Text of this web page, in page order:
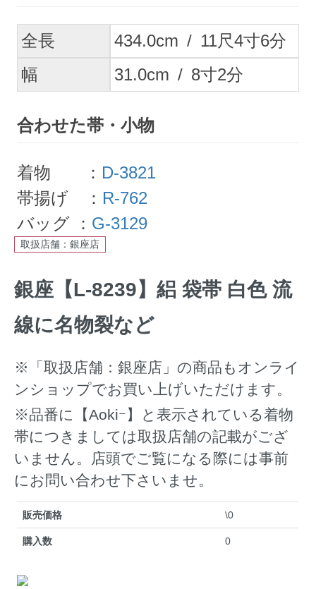
全長 434.0cm / 11尺4寸6分
幅
31.0cm / 8寸2分
合わせた帯・小物
着物 ： D-3821
帯揚げ ： R-762
バッグ ： G-3129
取扱店舗：銀座店
銀座【L-8239】絽 袋帯 白色 流
線に名物裂など
※「取扱店舗：銀座店」の商品もオンライ
ンショップでお買い上げいただけます。
※品番に【Aokiｰ】と表示されている着物
帯につきましては取扱店舗の記載がござ
いません。店頭でご覧になる際には事前
にお問い合わせ下さいませ。
販売価格 \0
購入数 0